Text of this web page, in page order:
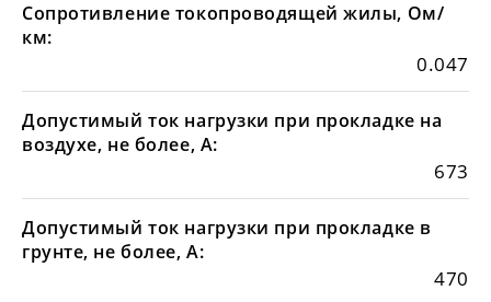
Сопротивление токопроводящей жилы, Ом/
км:
0.047
Допустимый ток нагрузки при прокладке на
воздухе, не более, А:
673
Допустимый ток нагрузки при прокладке в
грунте, не более, А:
470